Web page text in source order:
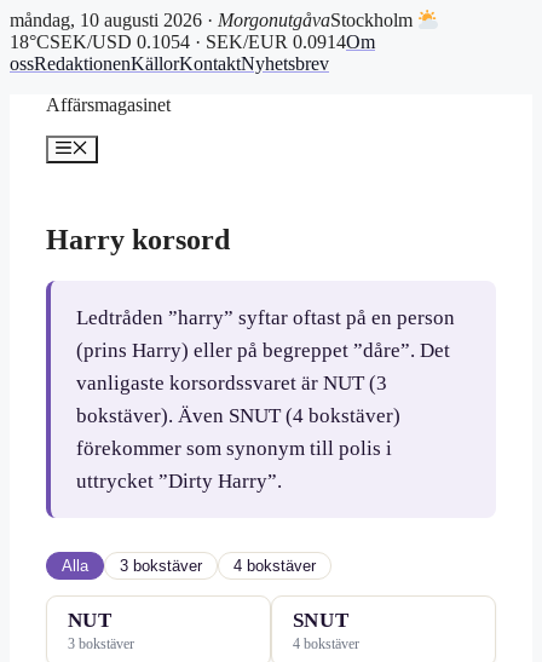
måndag, 10 augusti 2026 · MorgonutgåvaStockholm
18°CSEK/USD 0.1054 · SEK/EUR 0.0914Om
ossRedaktionenKällorKontaktNyhetsbrev
Affärsmagasinet
Meny
Harry korsord
Ledtråden ”harry” syftar oftast på en person
(prins Harry) eller på begreppet ”dåre”. Det
vanligaste korsordssvaret är NUT (3
bokstäver). Även SNUT (4 bokstäver)
förekommer som synonym till polis i
uttrycket ”Dirty Harry”.
Alla 3 bokstäver 4 bokstäver
NUT
3 bokstäver
SNUT
4 bokstäver